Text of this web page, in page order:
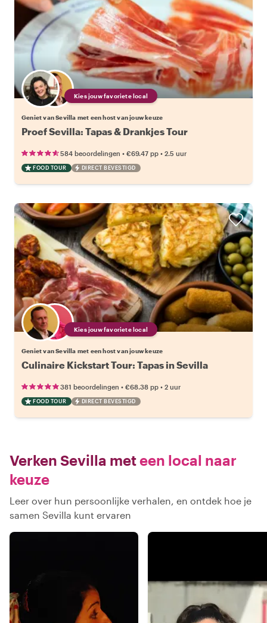
Kies jouw favoriete local
Geniet van Sevilla met een host van jouw keuze
Proef Sevilla: Tapas & Drankjes Tour
584 beoordelingen • €69.47 pp • 2.5 uur
FOOD TOUR DIRECT BEVESTIGD
Kies jouw favoriete local
Geniet van Sevilla met een host van jouw keuze
Culinaire Kickstart Tour: Tapas in Sevilla
381 beoordelingen • €68.38 pp • 2 uur
FOOD TOUR DIRECT BEVESTIGD
Verken Sevilla meteen local naar
keuze
Leer over hun persoonlijke verhalen, en ontdek hoe je
samen Sevilla kunt ervaren